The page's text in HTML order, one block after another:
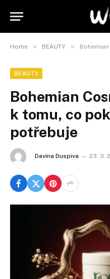
Home » BEAUTY » Bohemian
BEAUTY
Bohemian
k tomu, co
potřebuje
Davina Duspiva 23. 3.